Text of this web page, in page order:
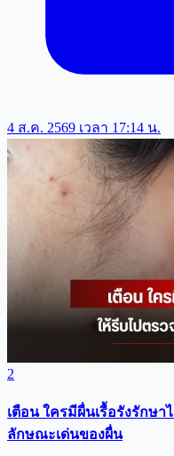
4 ส.ค. 2569 เวลา 17:14 น.
2
เตือน ใครมีผื่นเรื้อรังรักษา
ลักษณะเด่นของผื่น